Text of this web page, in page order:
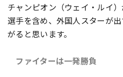
チャンピオン（ウェイ・ルイ
選手を含め、外国人スターが
がると思います。
ファイターは一発勝負